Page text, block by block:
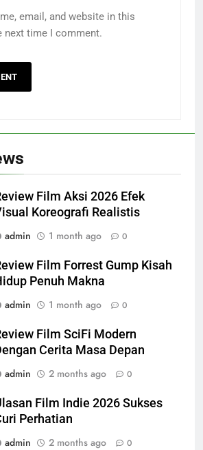
email, and website in this
next time I comment.
Film Aksi 2026 Efek
Koreografi Realistis
admin
1 month ago 0
Film Forrest Gump Kisah
Penuh Makna
admin
1 month ago 0
Film SciFi Modern
Cerita Masa Depan
admin
2 months ago 0
Film Indie 2026 Sukses
Perhatian
admin
2 months ago 0